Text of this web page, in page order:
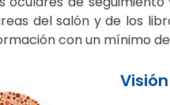
del salón y de los
con un mínimo